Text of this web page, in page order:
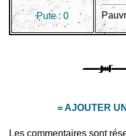
Pute :0
= AJOUTER
Les commentaires sont